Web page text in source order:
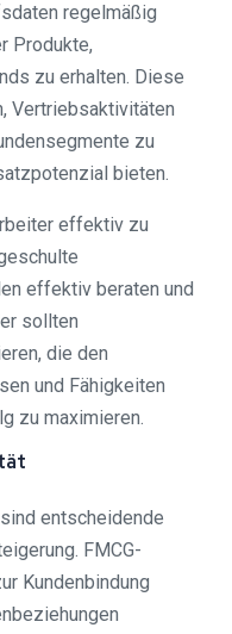
regelmäßig
Produkte,
zu erhalten. Diese
Vertriebsaktivitäten
zu
bieten.
effektiv zu
effektiv beraten und
sollten
die den
und Fähigkeiten
zu maximieren.
entscheidende
FMCG-
Kundenbindung